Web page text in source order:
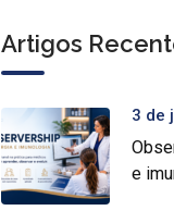
Artigos
3 de
e